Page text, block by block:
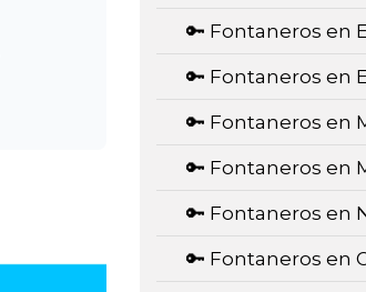
🔑 Fontaneros en
🔑 Fontaneros en
🔑 Fontaneros en
🔑 Fontaneros en
🔑 Fontaneros en
🔑 Fontaneros en